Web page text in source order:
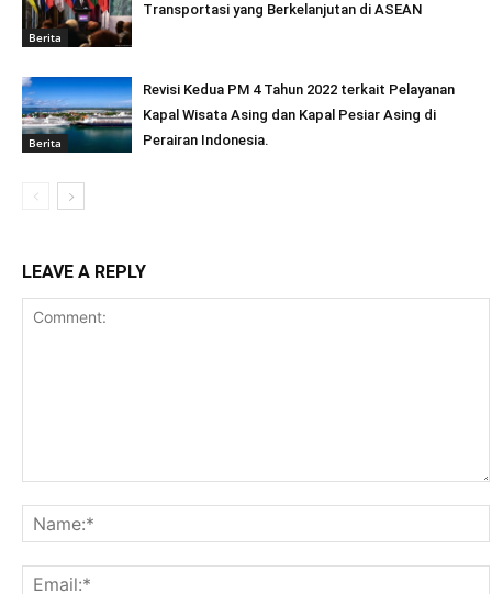
Berita
Transportasi yang Berkelanjutan di ASEAN
Berita
Revisi Kedua PM 4 Tahun 2022 terkait Pelayanan
Kapal Wisata Asing dan Kapal Pesiar Asing di
Perairan Indonesia.
LEAVE A REPLY